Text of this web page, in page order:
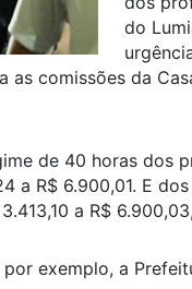
do
as comissões da
de 40 horas dos
a R$ 6.900,01. E
a R$
exemplo, a